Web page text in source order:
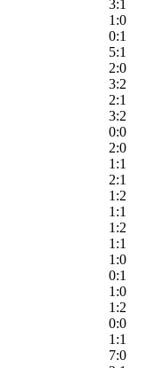
3:1
1:0
0:1
5:1
2:0
3:2
2:1
3:2
0:0
2:0
1:1
2:1
1:2
1:1
1:2
1:1
1:0
0:1
1:0
1:2
0:0
1:1
7:0